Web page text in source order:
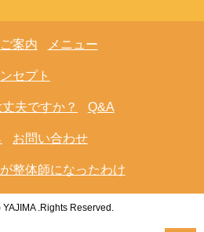
案内 メニュー
セプト
夫ですか？ Q&A
お問い合わせ
整体師になったわけ
.Rights Reserved.